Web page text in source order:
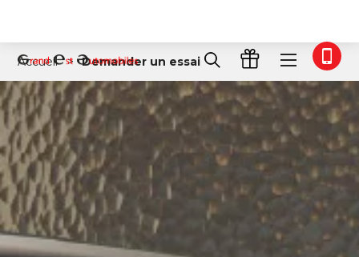
Accueil Demander un essai